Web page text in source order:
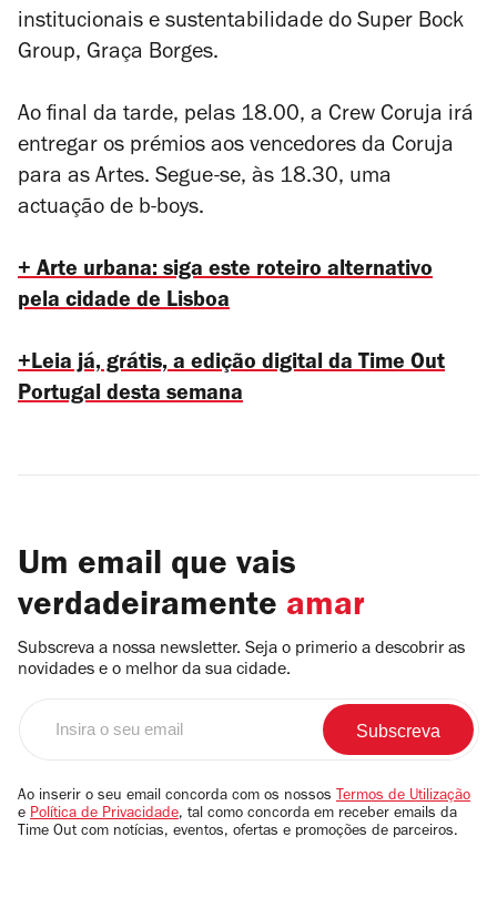
institucionais e sustentabilidade do Super Bock
Group, Graça Borges.
Ao final da tarde, pelas 18.00, a Crew Coruja irá
entregar os prémios aos vencedores da Coruja
para as Artes. Segue-se, às 18.30, uma
actuação de b-boys.
+ Arte urbana: siga este roteiro alternativo
pela cidade de Lisboa
+Leia já, grátis, a edição digital da Time Out
Portugal desta semana
Um email que vais
verdadeiramente amar
Subscreva a nossa newsletter. Seja o primerio a descobrir as
novidades e o melhor da sua cidade.
email
Ao inserir o seu email concorda com os nossos Termos de Utilização
e Política de Privacidade, tal como concorda em receber emails da
Time Out com notícias, eventos, ofertas e promoções de parceiros.